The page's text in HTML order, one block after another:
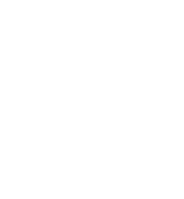
、喜
同乘车，一路在生活的相处中完成对
从朋友关系逐步向恋人方向探索。录制过程